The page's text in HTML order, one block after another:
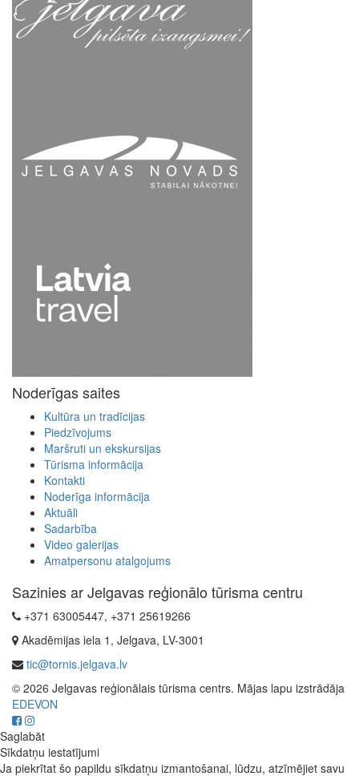
Noderīgas saites
Kultūra un tradīcijas
Piedzīvojums
Maršruti un ekskursijas
Tūrisma informācija
Kontakti
Noderīga informācija
Aktuāli
Sadarbība
Video galerijas
Amatpersonu atalgojums
Sazinies ar Jelgavas reģionālo tūrisma centru
+371 63005447, +371 25619266
Akadēmijas iela 1, Jelgava, LV-3001
tic@tornis.jelgava.lv
© 2026 Jelgavas reģionālais tūrisma centrs. Mājas lapu izstrādāja
EDEVON
Saglabāt
Sīkdatņu iestatījumi
Ja piekrītat šo papildu sīkdatņu izmantošanai, lūdzu, atzīmējiet savu